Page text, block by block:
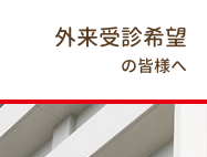
外来受診希望
の皆様へ